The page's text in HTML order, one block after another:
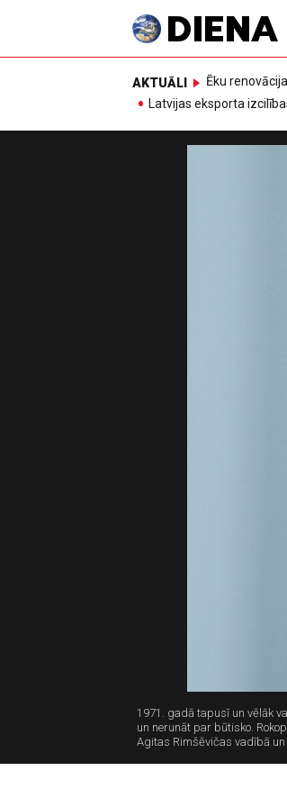
AKTUĀLI Ēku
Latvijas eksporta
1971. gadā tapusī un vēlāk
un nerunāt par būtisko.
Agitas Rimšēvičas vadībā